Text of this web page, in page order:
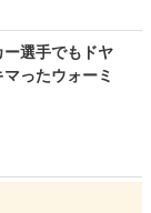
ー選手でもドヤ
ったウォーミ